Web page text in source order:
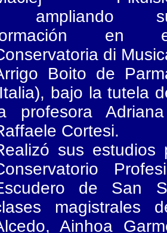
ampliando
en
di
Boito de
bajo la tutela
profesora
Cortesi.
sus
de San
magistrales
Ainhoa